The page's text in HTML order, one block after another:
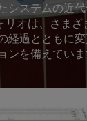
システムの近代
リオは、さまざ
経過とともに
ンを備えていま